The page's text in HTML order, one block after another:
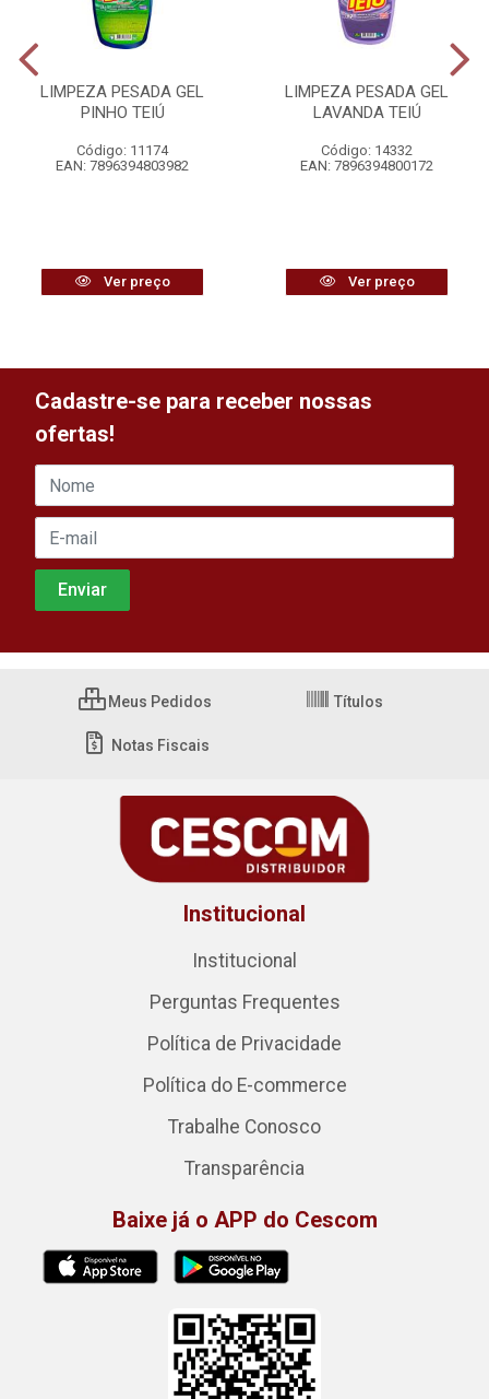
LIMPEZA PESADA GEL
PINHO TEIÚ
Código: 11174
EAN: 7896394803982
Ver preço
LIMPEZA PESADA GEL
LAVANDA TEIÚ
Código: 14332
EAN: 7896394800172
Ver preço
Cadastre-se para receber nossas
ofertas!
Meus Pedidos Títulos
Notas Fiscais
Institucional
Institucional
Perguntas Frequentes
Política de Privacidade
Política do E-commerce
Trabalhe Conosco
Transparência
Baixe já o APP do Cescom